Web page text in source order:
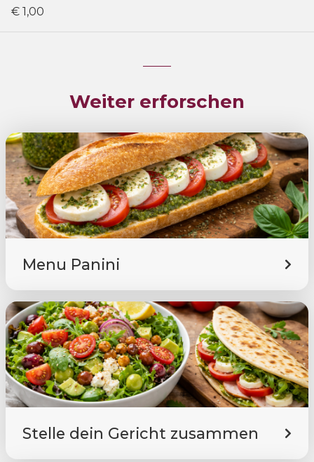
€ 1,00
Weiter erforschen
Menu Panini
Stelle dein Gericht zusammen